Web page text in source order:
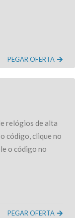
PEGAR OFERTA
relógios de alta
código, clique no
o código no
PEGAR OFERTA